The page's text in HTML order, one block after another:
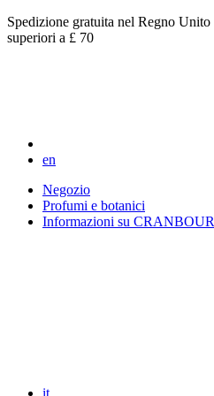
Spedizione gratuita nel Regno
superiori a £ 70
en
Negozio
Profumi e botanici
Informazioni su
it